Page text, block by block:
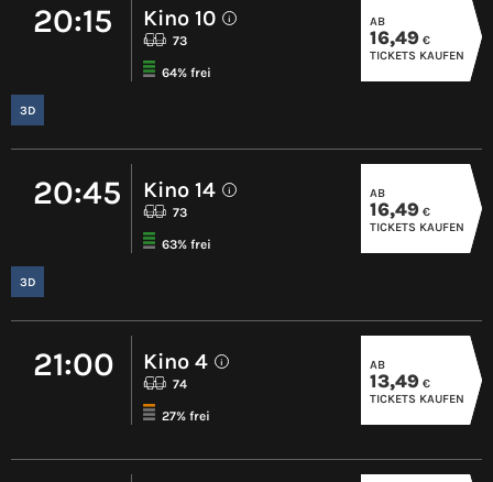
20:15 Kino 10 i
73
64% frei
3D
AB
16,49 €
TICKETS KAUFEN
20:45 Kino 14 i
73
63% frei
3D
AB
16,49 €
TICKETS KAUFEN
21:00 Kino 4 i
74
27% frei
AB
13,49 €
TICKETS KAUFEN